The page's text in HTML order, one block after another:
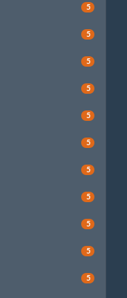
5
5
5
5
5
5
5
5
5
5
5